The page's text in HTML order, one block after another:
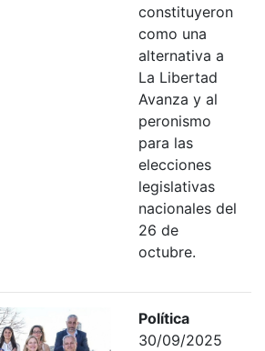
constituyeron
como una
alternativa a
La Libertad
Avanza y al
peronismo
para las
elecciones
legislativas
nacionales del
26 de
octubre.
Política
30/09/2025